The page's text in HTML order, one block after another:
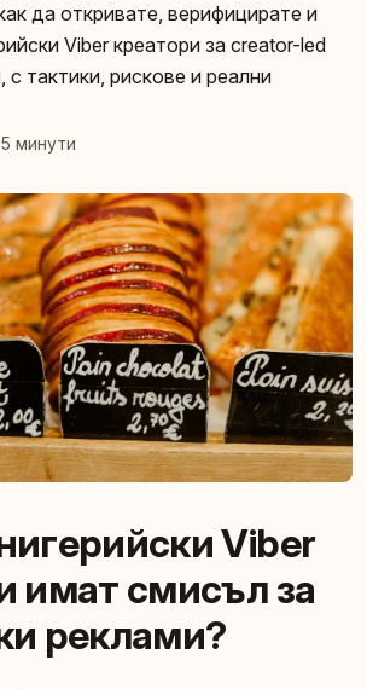
да откривате, верифицирате и
Viber креатори за creator-led
тактики, рискове и реални
5 минути
Viber
имат смисъл за
реклами?